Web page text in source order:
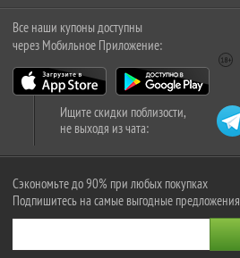
Все наши купоны доступны
через Мобильное Приложение:
Ищите скидки поблизости,
не выходя из чата:
Сэкономьте до 90% при любых покупках
Подпишитесь на самые выгодные предложения